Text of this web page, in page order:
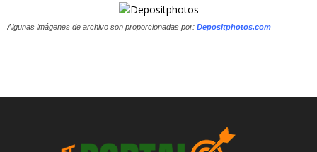
Algunas imágenes de archivo son proporcionadas por: Depositphotos.com